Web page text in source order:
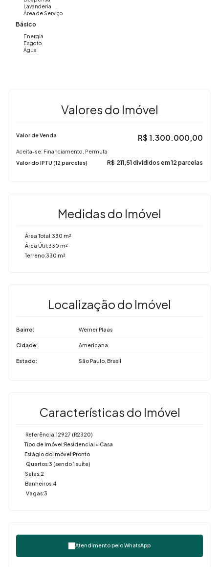
Lavanderia
Área de Serviço
Básico
Energia
Esgoto
Água
Valores do Imóvel
R$ 1.300.000,00
Valor de Venda
Aceita-se: Financiamento, Permuta
Valor do IPTU (12 parcelas)
R$ 211,51 divididos em 12 parcelas
Medidas do Imóvel
Área Total:330 m²
Área Útil:330 m²
Terreno:330 m²
Localização do Imóvel
Bairro: Werner Plaas
Cidade: Americana
Estado: São Paulo, Brasil
Características do Imóvel
Referência:12927 (R2320)
Tipo de Imóvel:Residencial » Casa
Estágio do Imóvel:Pronto
Quartos:3 (sendo 1 suíte)
Salas:2
Banheiros:4
Vagas:3
Atendimento peloWhatsApp